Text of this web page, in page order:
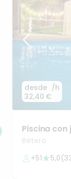
desde
32,40 €
/h
Piscina con
Bétera
+51
5,0(